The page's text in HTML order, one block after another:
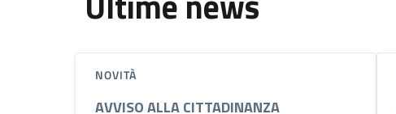
NOVITÀ
AVVISO ALLA CITTADINANZA